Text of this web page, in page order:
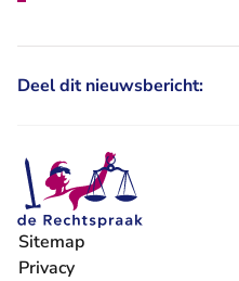
Deel dit nieuwsbericht:
Sitemap
Privacy